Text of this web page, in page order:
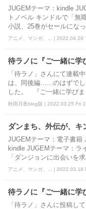
JUGEMテーマ：kindle
トノベル キンドルで「無
小説、25巻がセールになっ
アニメ、マンガ、... | 2022.04.28
待ラノに『ご一緒に学
「待ラノ」さんにて連載
は、同後編……のはずでし
した。 『ご一緒に学びま
秋雨月夜blog版 | 2022.03.25 Fri
ダンまち、外伝が、キ
JUGEMテーマ：電子書籍
kindle JUGEMテーマ：ラ
「ダンジョンに出会いを
アニメ、マンガ、... | 2022.03.18
待ラノに『ご一緒に学
「待ラノ」さんに投稿し